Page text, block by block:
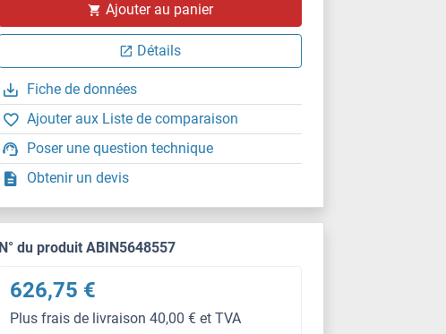
Ajouter au panier
Détails
Fiche de données
Ajouter aux Liste de comparaison
Poser une question technique
Obtenir un devis
N° du produit ABIN5648557
626,75 €
Plus frais de livraison 40,00 € et TVA